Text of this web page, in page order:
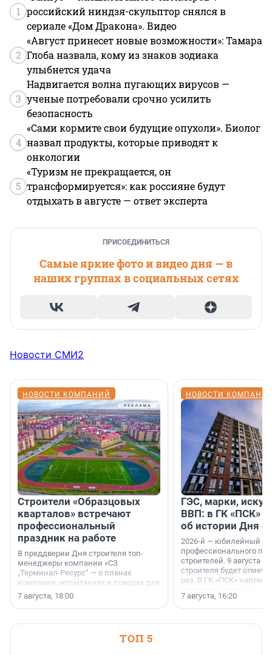
1 российский ниндзя-скульптор снялся в
сериале «Дом Дракона». Видео
2
«Август принесет новые возможности»: Тамара
Глоба назвала, кому из знаков зодиака
улыбнется удача
3
Надвигается волна пугающих вирусов —
ученые потребовали срочно усилить
безопасность
4
«Сами кормите свои будущие опухоли». Биолог
назвал продукты, которые приводят к
онкологии
5
«Туризм не прекращается, он
трансформируется»: как россияне будут
отдыхать в августе — ответ эксперта
ПРИСОЕДИНИТЬСЯ
Самые яркие фото и видео дня — в
наших группах в социальных сетях
Новости СМИ2
НОВОСТИ КОМПАНИЙ
Строители «Образцовых
кварталов» встречают
профессиональный
праздник на работе
В преддверии Дня строителя топ-
менеджеры компании «СЗ
„Терминал-Ресурс“ — о планах
компании, испытаниях и поводах для
осторожного оптимизма.
7 августа, 18:00
НОВОСТИ
ГЭС, марки,
ВВП: в ГК «ПСК»
об истории Дня
2026-й — юбилейный
профессионального
строителей. 9 августа
строителя будет
раз. В ГК «ПСК»
поменялась роль
7 августа, 16:20
ТОП 5